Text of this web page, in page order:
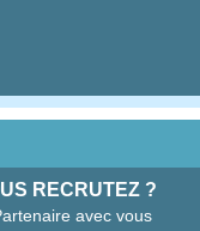
RECRUTEZ ?
avec vous